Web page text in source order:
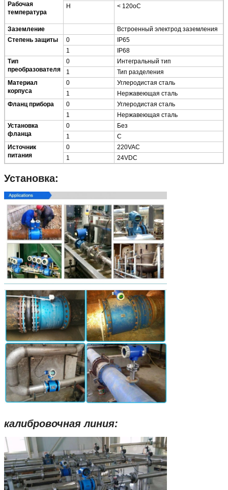
Рабочая
температура
H < 120oC
Заземление
Встроенный электрод заземления
Степень защиты
0
IP65
1
IP68
Тип
преобразователя
0
Интегральный тип
1
Тип разделения
Материал
корпуса
0
Углеродистая сталь
1
Нержавеющая сталь
Фланц прибора
0
Углеродистая сталь
1
Нержавеющая сталь
Установка
фланца
0
Без
1
С
Источник
питания
0
220VAC
1
24VDC
Установка:
калибровочная линия: